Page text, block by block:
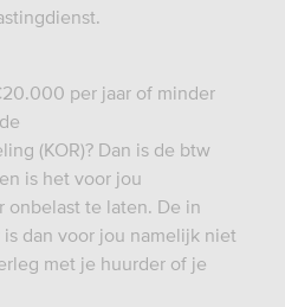
per jaar of minder
(KOR)? Dan is de btw
is het voor jou
onbelast te laten. De in
dan voor jou namelijk niet
met je huurder of je